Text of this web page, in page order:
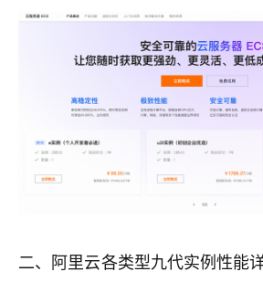
二、阿里云各类型九代实例性能